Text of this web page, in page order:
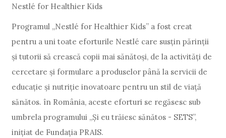
Nestlé for Healthier Kids
Programul „Nestlé for Healthier Kids” a fost creat
pentru a uni toate eforturile Nestlé care susțin părinții
și tutorii să crească copii mai sănătoși, de la activități de
cercetare și formulare a produselor până la servicii de
educație și nutriție inovatoare pentru un stil de viață
sănătos. în România, aceste eforturi se regăsesc sub
umbrela programului „Și eu trăiesc sănătos - SETS”,
inițiat de Fundația PRAIS.